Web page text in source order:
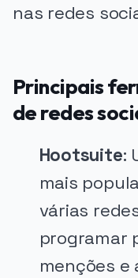
nas redes
Principais
de redes
Hootsuite:
mais
várias
programar
menções e